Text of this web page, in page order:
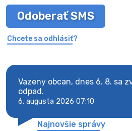
Odoberať SMS
Chcete sa odhlásiť?
Vazeny obcan, dnes 6. 8. sa
odpad.
6. augusta 2026 07:10
Najnovšie správy